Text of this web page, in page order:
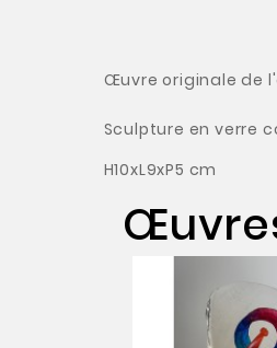
Œuvre originale de
Sculpture en verre
H10xL9xP5 cm